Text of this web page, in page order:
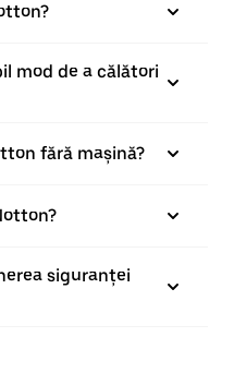
mod de a călători
fără mașină?
siguranței